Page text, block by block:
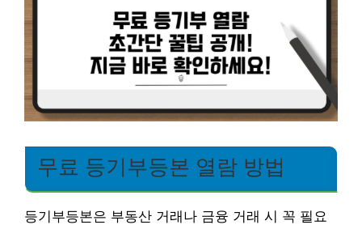
무료 등기부등본 열람 방법
등기부등본은 부동산 거래나 금융 거래 시 꼭 필요